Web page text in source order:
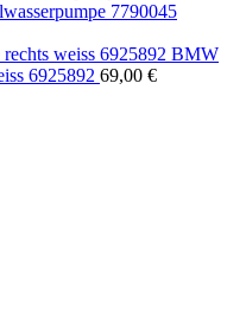
7790045
BMW
6925892 69,00 €